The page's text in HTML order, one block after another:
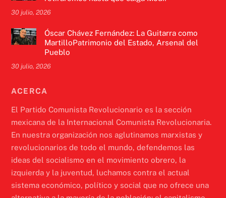
30 julio, 2026
Óscar Chávez Fernández: La Guitarra como
MartilloPatrimonio del Estado, Arsenal del
Pueblo
30 julio, 2026
ACERCA
El Partido Comunista Revolucionario es la sección
mexicana de la Internacional Comunista Revolucionaria.
En nuestra organización nos aglutinamos marxistas y
revolucionarios de todo el mundo, defendemos las
ideas del socialismo en el movimiento obrero, la
izquierda y la juventud, luchamos contra el actual
sistema económico, político y social que no ofrece una